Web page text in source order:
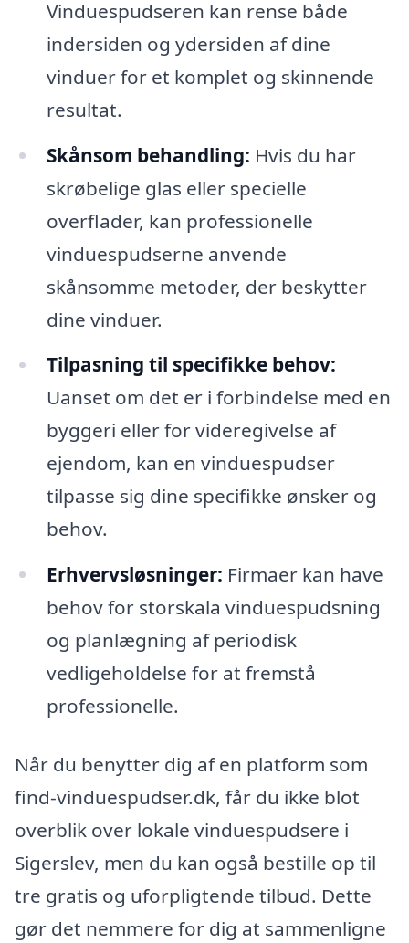
Vinduespudseren kan rense både
indersiden og ydersiden af dine
vinduer for et komplet og skinnende
resultat.
Skånsom behandling: Hvis du har
skrøbelige glas eller specielle
overflader, kan professionelle
vinduespudserne anvende
skånsomme metoder, der beskytter
dine vinduer.
Tilpasning til specifikke behov:
Uanset om det er i forbindelse med en
byggeri eller for videregivelse af
ejendom, kan en vinduespudser
tilpasse sig dine specifikke ønsker og
behov.
Erhvervsløsninger: Firmaer kan have
behov for storskala vinduespudsning
og planlægning af periodisk
vedligeholdelse for at fremstå
professionelle.
Når du benytter dig af en platform som
find-vinduespudser.dk, får du ikke blot
overblik over lokale vinduespudsere i
Sigerslev, men du kan også bestille op til
tre gratis og uforpligtende tilbud. Dette
gør det nemmere for dig at sammenligne